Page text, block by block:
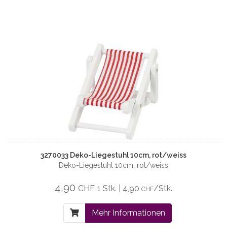
3270033 Deko-Liegestuhl 10cm, rot/weiss
Deko-Liegestuhl 10cm, rot/weiss
4,90 CHF 1 Stk. | 4,90 CHF/Stk.
Mehr Informationen